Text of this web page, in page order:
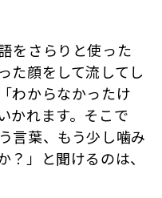
をさらりと使った
た顔をして流してし
わからなかったけ
かれます。そこで
言葉、もう少し噛み
」と聞けるのは、